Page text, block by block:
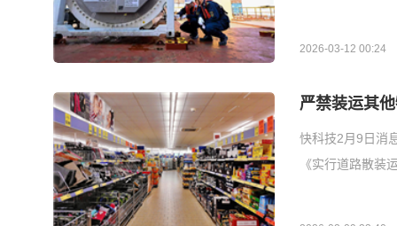
2026-03-12 00:24
严禁装运其
快科技2月9日消
《实行道路散装